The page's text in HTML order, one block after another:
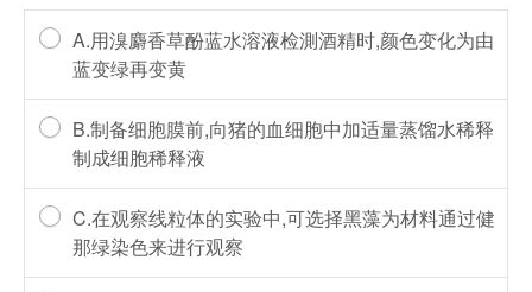
A.用溴麝香草酚蓝水溶液检測酒精时,颜色变化为由
蓝变绿再变黄
B.制备细胞膜前,向猪的血细胞中加适量蒸馏水稀释
制成细胞稀释液
C.在观察线粒体的实验中,可选择黑藻为材料通过健
那绿染色来进行观察